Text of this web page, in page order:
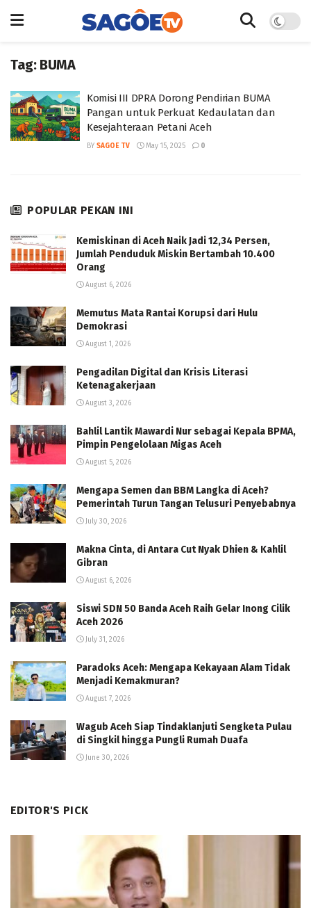
Tag: BUMA
Komisi III DPRA Dorong Pendirian BUMA
Pangan untuk Perkuat Kedaulatan dan
Kesejahteraan Petani Aceh
BY SAGOE TV May 15, 2025 0
POPULAR PEKAN INI
Kemiskinan di Aceh Naik Jadi 12,34 Persen,
Jumlah Penduduk Miskin Bertambah 10.400
Orang
August 6, 2026
Memutus Mata Rantai Korupsi dari Hulu
Demokrasi
August 1, 2026
Pengadilan Digital dan Krisis Literasi
Ketenagakerjaan
August 3, 2026
Bahlil Lantik Mawardi Nur sebagai Kepala BPMA,
Pimpin Pengelolaan Migas Aceh
August 5, 2026
Mengapa Semen dan BBM Langka di Aceh?
Pemerintah Turun Tangan Telusuri Penyebabnya
July 30, 2026
Makna Cinta, di Antara Cut Nyak Dhien & Kahlil
Gibran
August 6, 2026
Siswi SDN 50 Banda Aceh Raih Gelar Inong Cilik
Aceh 2026
July 31, 2026
Paradoks Aceh: Mengapa Kekayaan Alam Tidak
Menjadi Kemakmuran?
August 7, 2026
Wagub Aceh Siap Tindaklanjuti Sengketa Pulau
di Singkil hingga Pungli Rumah Duafa
June 30, 2026
EDITOR'S PICK